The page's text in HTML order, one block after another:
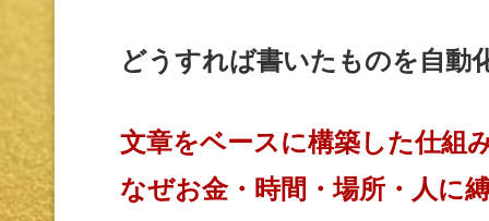
どうすれば書いたものを自動
文章をベースに構築した仕組
なぜお金・時間・場所・人に